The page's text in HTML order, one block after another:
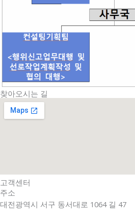
찾아오시는 길
고객센터
주소
대전광역시 서구 동서대로 1064 길 47